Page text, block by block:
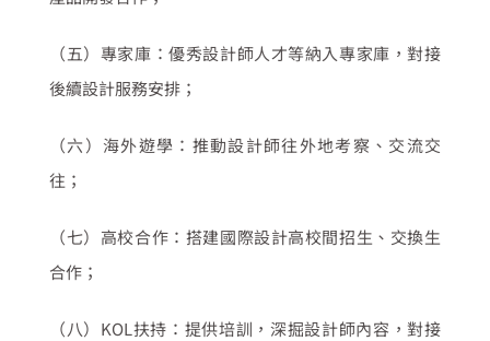
（五）專家庫：優秀設計師人才等納入專家庫，對接
後續設計服務安排；
（六）海外遊學：推動設計師往外地考察、交流交
往；
（七）高校合作：搭建國際設計高校間招生、交換生
合作；
（八） KOL扶持：提供培訓，深掘設計師內容，對接